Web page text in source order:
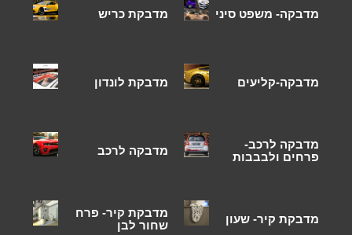
מדבקה- משפט סיני מדבקת כריש
מדבקה-קליעים מדבקת לונדון
מדבקה לרכב-
פרחים ולבבבות
מדבקה לרכב
מדבקת קיר- שעון
מדבקת קיר- פרח
שחור לבן